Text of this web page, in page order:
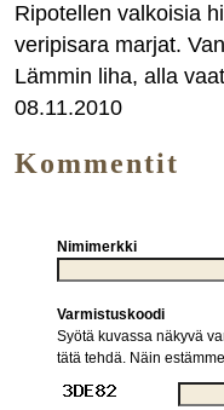
Ripotellen valkoisia
veripisara marjat.
Lämmin liha, alla
08.11.2010
Kommentit
Nimimerkki
Varmistuskoodi
Syötä kuvassa näkyvä
tätä tehdä. Näin